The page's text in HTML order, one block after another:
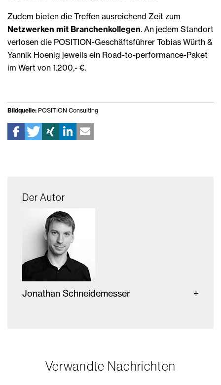
Zudem bieten die Treffen ausreichend Zeit zum
Netzwerken mit Branchenkollegen. An jedem Standort
verlosen die POSITION-Geschäftsführer Tobias Würth &
Yannik Hoenig jeweils ein Road-to-performance-Paket
im Wert von 1.200,- €.
Bildquelle: POSITION Consulting
Der Autor
Jonathan Schneidemesser
Verwandte Nachrichten